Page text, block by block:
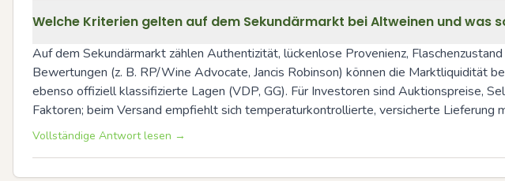
Welche Kriterien gelten auf dem Sekundärmarkt bei Altweinen und was
Auf dem Sekundärmarkt zählen Authentizität, lückenlose Provenienz,
Bewertungen (z. B. RP/Wine Advocate, Jancis Robinson) können die Marktliquidität
ebenso offiziell klassifizierte Lagen (VDP, GG). Für Investoren sind Auktionspreise,
Faktoren; beim Versand empfiehlt sich temperaturkontrollierte, versicherte Lieferung
Vollständige Antwort lesen →